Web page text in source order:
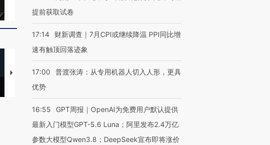
【推广】走进第四届链博
会，让数智科技“链”接产
【商旅对话】华住集团
提前获取试卷
17:14
财新调查｜7月CPI或继续降温 PPI同比增
速有触顶回落迹象
17:00
普渡张涛：从专用机器人切入人形，更具
优势
16:55
GPT周报｜OpenAI为免费用户默认提供
最新入门模型GPT-5.6 Luna；阿里发布2.4万亿
参数大模型Qwen3.8；DeepSeek宣布即将涨价